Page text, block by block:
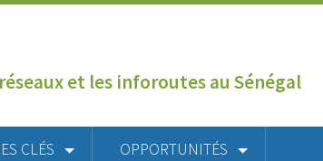
et les inforoutes au Sénégal
CLÉS OPPORTUNITÉS